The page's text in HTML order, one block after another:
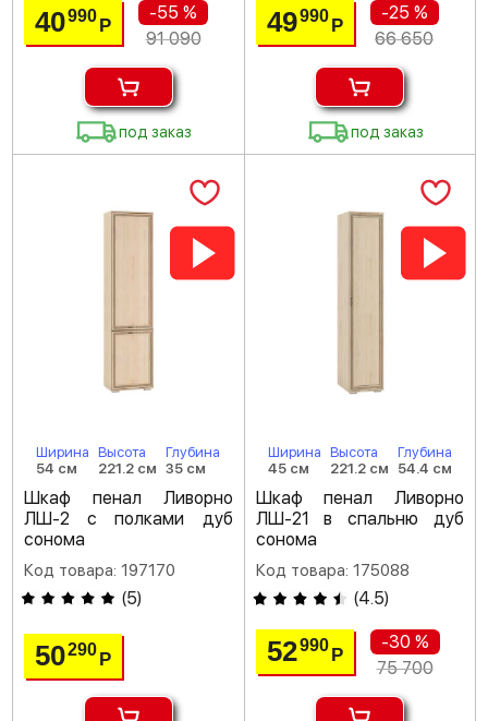
40990Р
-55 %
91 090
под заказ
49990 Р
-25 %
66 650
под заказ
Ширина
54 см
Высота
221.2 см
Глубина
35 см
Шкаф пенал Ливорно
ЛШ-2 с полками дуб
сонома
Код товара: 197170
(5)
50290Р
Ширина
45 см
Высота
221.2 см
Глубина
54.4 см
Шкаф пенал Ливорно
ЛШ-21 в спальню дуб
сонома
Код товара: 175088
(4.5)
52990 Р
-30 %
75 700